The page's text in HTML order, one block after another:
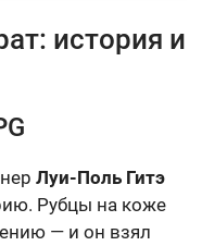
история и
Луи-Поль Гитэ
Рубцы на коже
— и он взял